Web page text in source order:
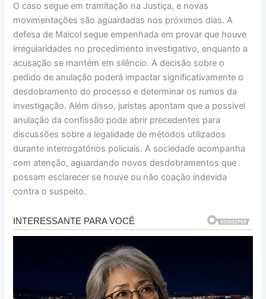
O caso segue em tramitação na Justiça, e novas
movimentações são aguardadas nos próximos dias. A
defesa de Maicol segue empenhada em provar que houve
irregularidades no procedimento investigativo, enquanto a
acusação se mantém em silêncio. A decisão sobre o
pedido de anulação poderá impactar significativamente o
desdobramento do processo e determinar os rumos da
investigação. Além disso, juristas apontam que a possível
anulação da confissão pode abrir precedentes para
discussões sobre a legalidade de métodos utilizados
durante interrogatórios policiais. A sociedade acompanha
com atenção, aguardando novos desdobramentos que
possam esclarecer se houve ou não coação indevida
contra o suspeito.